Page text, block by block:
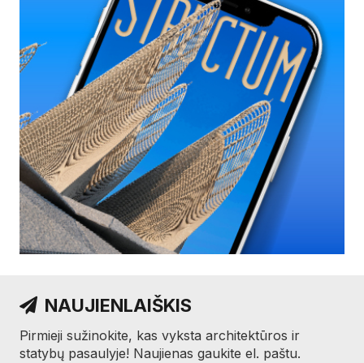
NAUJIENLAIŠKIS
Pirmieji sužinokite, kas vyksta architektūros ir
statybų pasaulyje! Naujienas gaukite el. paštu.